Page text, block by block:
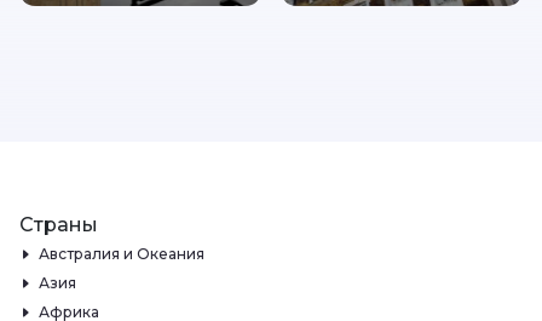
Страны
Австралия и Океания
Азия
Африка